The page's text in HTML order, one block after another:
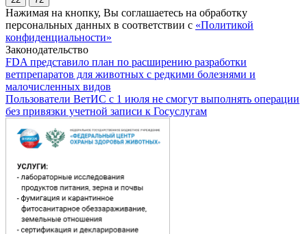
Нажимая на кнопку, Вы соглашаетесь на обработку
персональных данных в соответствии с «Политикой
конфиденциальности»
Законодательство
FDA представило план по расширению разработки
ветпрепаратов для животных с редкими болезнями и
малочисленных видов
Пользователи ВетИС с 1 июля не смогут выполнять операции
без привязки учетной записи к Госуслугам